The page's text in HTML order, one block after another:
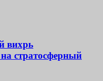
вихрь
стратосферный